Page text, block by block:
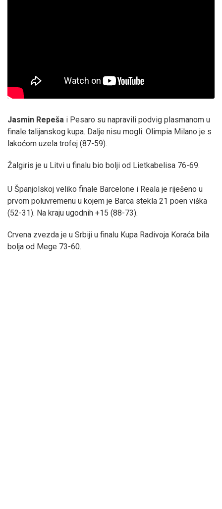
Jasmin Repeša i Pesaro su napravili podvig plasmanom u
finale talijanskog kupa. Dalje nisu mogli. Olimpia Milano je s
lakoćom uzela trofej (87-59).
Žalgiris je u Litvi u finalu bio bolji od Lietkabelisa 76-69.
U Španjolskoj veliko finale Barcelone i Reala je riješeno u
prvom poluvremenu u kojem je Barca stekla 21 poen viška
(52-31). Na kraju ugodnih +15 (88-73).
Crvena zvezda je u Srbiji u finalu Kupa Radivoja Koraća bila
bolja od Mege 73-60.